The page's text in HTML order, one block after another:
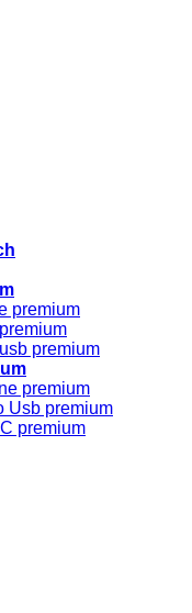
premium
premium
premium
Usb premium
premium